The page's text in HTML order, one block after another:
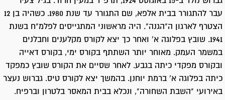
עבר להתגורר בבית אלפא, שם התגורר עד שנת 1980. כשהיה בן 12
הצטרף לארגון ה"הגנה". היה מראשוני המתגייסים לפלמ"ח בשנת
1941. שובץ בפלוגה א' ואחר כך יצא לקורס מקלענים וחבלנים
במשמר העמק. מאוחר יותר השתתף בקורס ימי, בקורס דאייה
ובקורס מפקדי כיתה בגבע. לאחר שסיים את הקורס שובץ כמפקד
כיתה בפלוגה א' ברמת יוחנן. בהמשך יצא לקורס טיס. גברוש נעצר
באירועי "השבת השחורה", ונכלא בבית המאסר בלטרון וברפיח.